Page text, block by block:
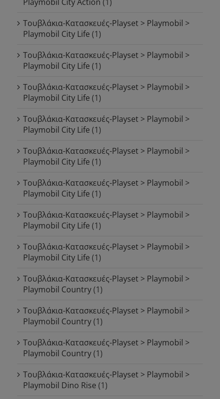
Τουβλάκια-Κατασκευές-Playset > Playmobil >
Playmobil City Life (1)
Τουβλάκια-Κατασκευές-Playset > Playmobil >
Playmobil City Life (1)
Τουβλάκια-Κατασκευές-Playset > Playmobil >
Playmobil City Life (1)
Τουβλάκια-Κατασκευές-Playset > Playmobil >
Playmobil City Life (1)
Τουβλάκια-Κατασκευές-Playset > Playmobil >
Playmobil City Life (1)
Τουβλάκια-Κατασκευές-Playset > Playmobil >
Playmobil City Life (1)
Τουβλάκια-Κατασκευές-Playset > Playmobil >
Playmobil City Life (1)
Τουβλάκια-Κατασκευές-Playset > Playmobil >
Playmobil City Life (1)
Τουβλάκια-Κατασκευές-Playset > Playmobil >
Playmobil Country(1)
Τουβλάκια-Κατασκευές-Playset > Playmobil >
Playmobil Country(1)
Τουβλάκια-Κατασκευές-Playset > Playmobil >
Playmobil Country(1)
Τουβλάκια-Κατασκευές-Playset > Playmobil >
Playmobil Dino Rise (1)